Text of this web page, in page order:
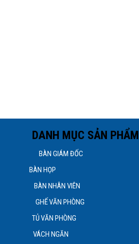
MỤC SẢN PHẨM
TPHCM BÀN GIÁM ĐỐC
BÀN HỌP
BÀN NHÂN VIÊN
GHẾ VĂN PHÒNG
TỦ VĂN PHÒNG
VÁCH NGĂN